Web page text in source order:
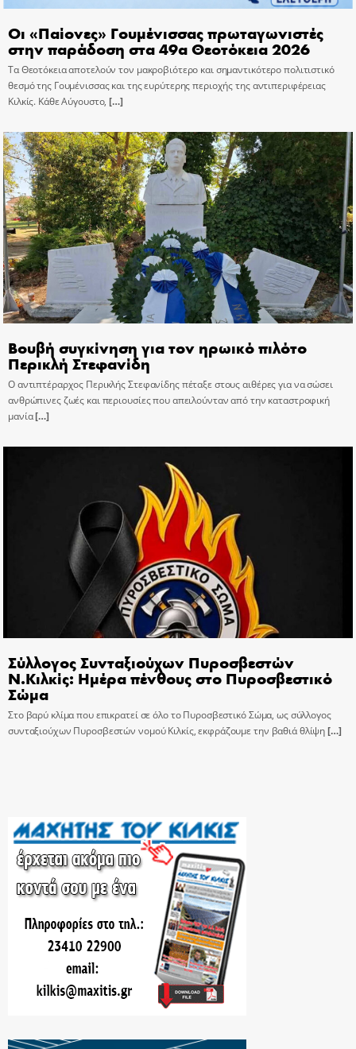
Οι «Παίονες» Γουμένισσας πρωταγωνιστές
στην παράδοση στα 49α Θεοτόκεια 2026
Τα Θεοτόκεια αποτελούν τον μακροβιότερο και σημαντικότερο πολιτιστικό
θεσμό της Γουμένισσας και της ευρύτερης περιοχής της αντιπεριφέρειας
Κιλκίς. Κάθε Αύγουστο, […]
Βουβή συγκίνηση για τον ηρωικό πιλότο
Περικλή Στεφανίδη
Ο αντιπτέραρχος Περικλής Στεφανίδης πέταξε στους αιθέρες για να σώσει
ανθρώπινες ζωές και περιουσίες που απειλούνταν από την καταστροφική
μανία[…]
Σύλλογος Συνταξιούχων Πυροσβεστών
Ν.Κιλκίς: Ημέρα πένθους στο Πυροσβεστικό
Σώμα
Στο βαρύ κλίμα που επικρατεί σε όλο το Πυροσβεστικό Σώμα, ως σύλλογος
συνταξιούχων Πυροσβεστών νομού Κιλκίς, εκφράζουμε την βαθιά θλίψη[…]